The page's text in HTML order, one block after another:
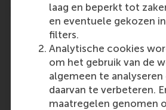
laag en beperkt tot
en eventuele gekozen
filters.
Analytische cookies
om het gebruik van de
algemeen te analyseren
daarvan te verbeteren.
maatregelen genomen
Media Outlets
Nederland Maritiem Land